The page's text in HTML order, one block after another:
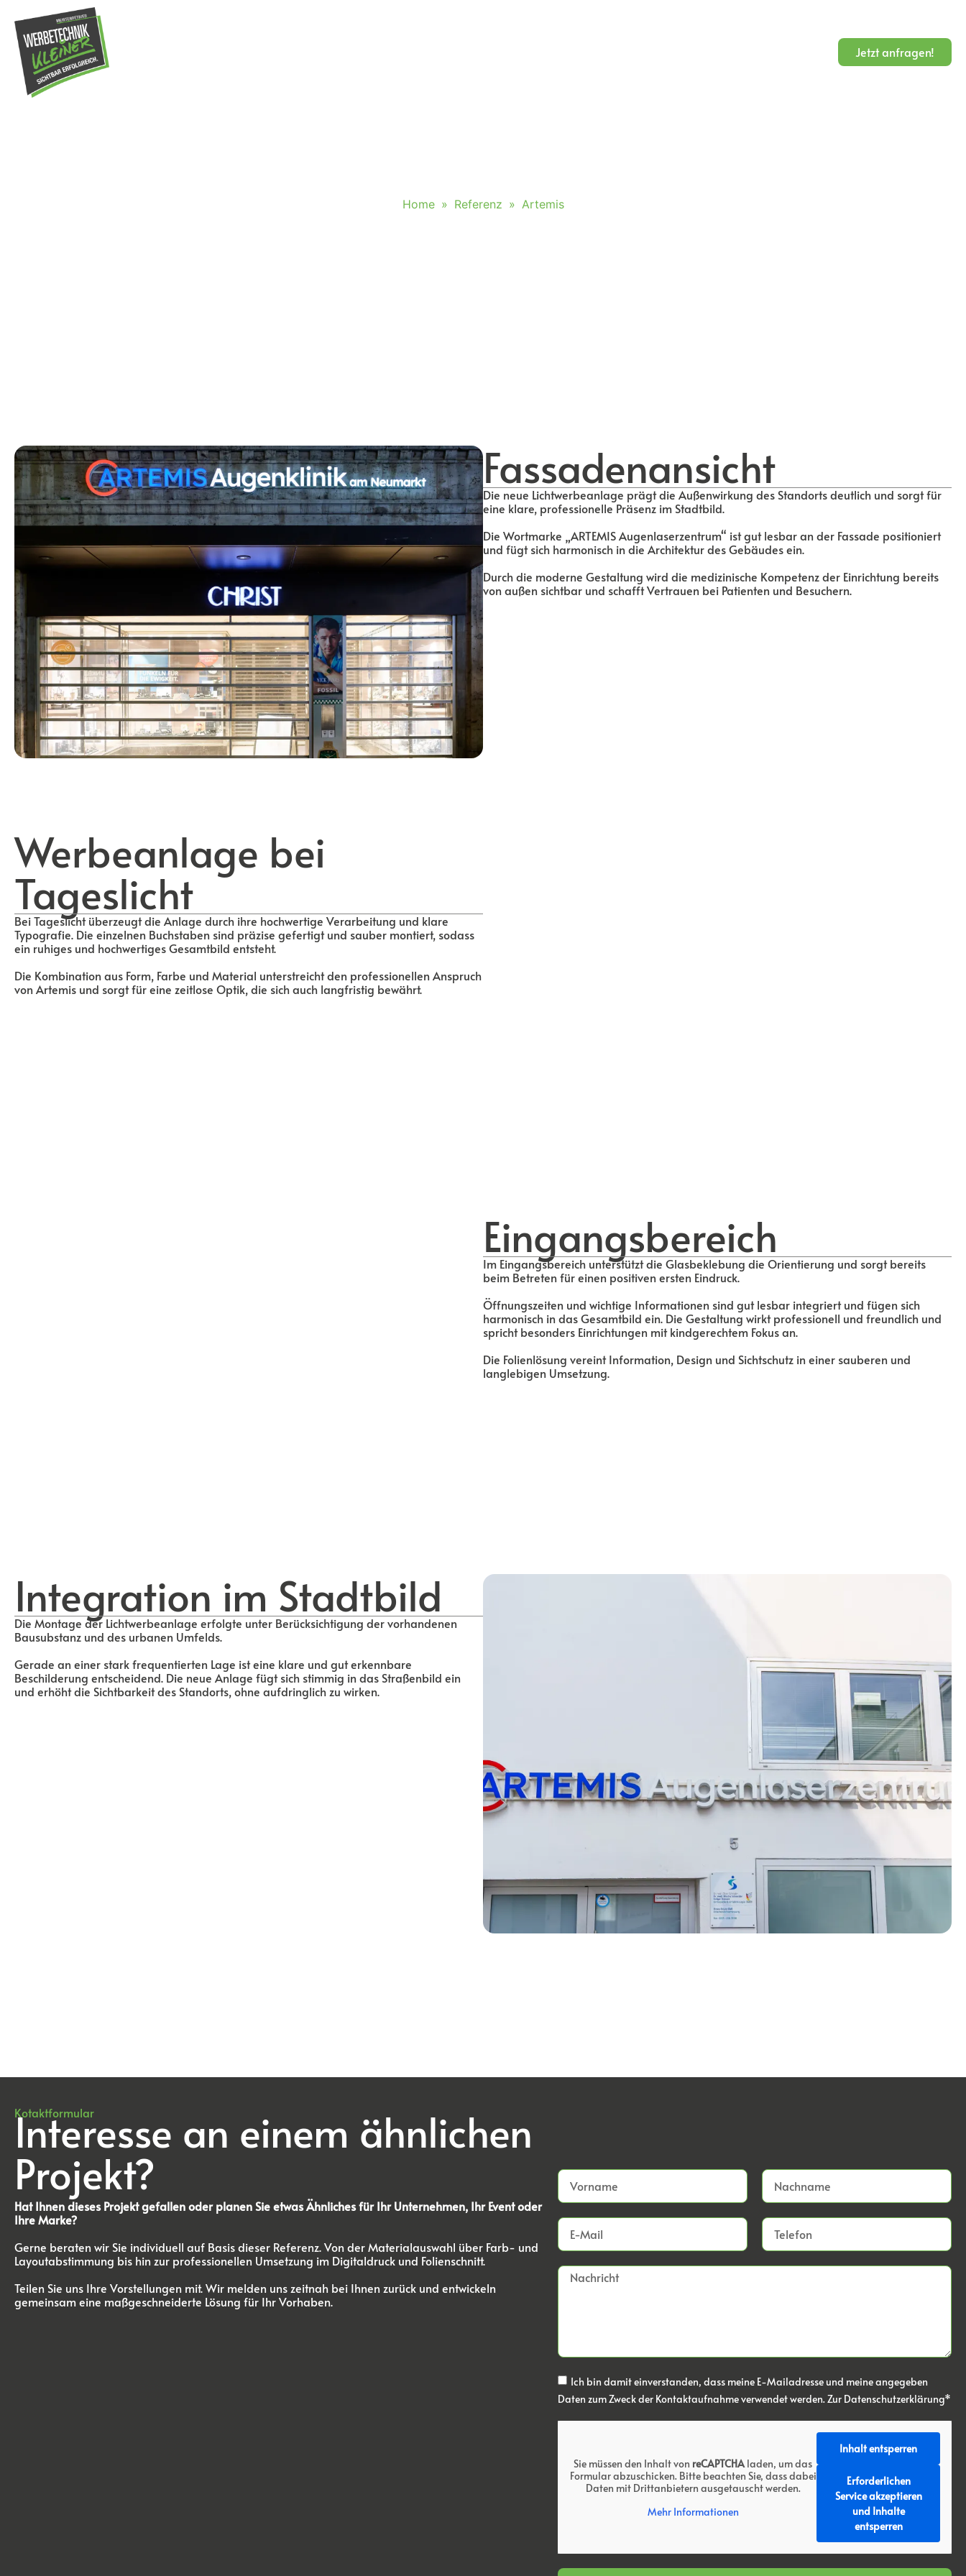
Jetzt anfragen!
Home » Referenz » Artemis
Fassadenansicht
Die neue Lichtwerbeanlage prägt die Außenwirkung des Standorts deutlich und sorgt für
eine klare, professionelle Präsenz im Stadtbild.
Die Wortmarke „ARTEMIS Augenlaserzentrum“ ist gut lesbar an der Fassade positioniert
und fügt sich harmonisch in die Architektur des Gebäudes ein.
Durch die moderne Gestaltung wird die medizinische Kompetenz der Einrichtung bereits
von außen sichtbar und schafft Vertrauen bei Patienten und Besuchern.
Werbeanlage bei
Tageslicht
Bei Tageslicht überzeugt die Anlage durch ihre hochwertige Verarbeitung und klare
Typografie. Die einzelnen Buchstaben sind präzise gefertigt und sauber montiert, sodass
ein ruhiges und hochwertiges Gesamtbild entsteht.
Die Kombination aus Form, Farbe und Material unterstreicht den professionellen Anspruch
von Artemis und sorgt für eine zeitlose Optik, die sich auch langfristig bewährt.
Eingangsbereich
Im Eingangsbereich unterstützt die Glasbeklebung die Orientierung und sorgt bereits
beim Betreten für einen positiven ersten Eindruck.
Öffnungszeiten und wichtige Informationen sind gut lesbar integriert und fügen sich
harmonisch in das Gesamtbild ein. Die Gestaltung wirkt professionell und freundlich und
spricht besonders Einrichtungen mit kindgerechtem Fokus an.
Die Folienlösung vereint Information, Design und Sichtschutz in einer sauberen und
langlebigen Umsetzung.
Integration im Stadtbild
Die Montage der Lichtwerbeanlage erfolgte unter Berücksichtigung der vorhandenen
Bausubstanz und des urbanen Umfelds.
Gerade an einer stark frequentierten Lage ist eine klare und gut erkennbare
Beschilderung entscheidend. Die neue Anlage fügt sich stimmig in das Straßenbild ein
und erhöht die Sichtbarkeit des Standorts, ohne aufdringlich zu wirken.
Ich bin damit einverstanden, dass meine E-Mailadresse und meine angegeben
Daten zum Zweck der Kontaktaufnahme verwendet werden.Zur Datenschutzerklärung*
Sie müssen den Inhalt von reCAPTCHAladen, um das
Formular abzuschicken. Bitte beachten Sie, dass dabei
Daten mit Drittanbietern ausgetauscht werden.
Mehr Informationen
Inhalt entsperren
Erforderlichen
Service akzeptieren
und Inhalte
entsperren
Kotaktformular
Interesse an einem ähnlichen
Projekt?
Hat Ihnen dieses Projekt gefallen oder planen Sie etwas Ähnliches für Ihr Unternehmen, Ihr Event oder
Ihre Marke?
Gerne beraten wir Sie individuell auf Basis dieser Referenz. Von der Materialauswahl über Farb- und
Layoutabstimmung bis hin zur professionellen Umsetzung im Digitaldruck und Folienschnitt.
Teilen Sie uns Ihre Vorstellungen mit. Wir melden uns zeitnah bei Ihnen zurück und entwickeln
gemeinsam eine maßgeschneiderte Lösung für Ihr Vorhaben.